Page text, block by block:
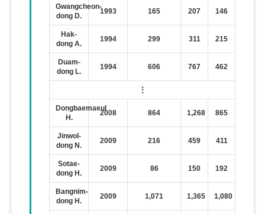
Gwangcheon-
dong D.
1993 165 207 146
Hak-
dong A.
1994 299 311 215
Duam-
dong L.
1994 606 767 462
⋮
Dongbaemaeul
H.
2008 864 1,268 865
Jinwol-
dong N.
2009 216 459 411
Sotae-
dong H.
2009 86 150 192
Bangnim-
dong H.
2009 1,071 1,365 1,080